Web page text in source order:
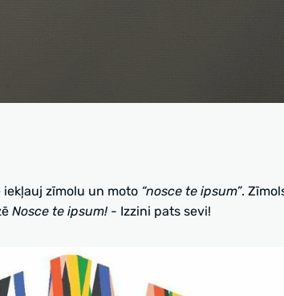
iekļauj zīmolu un moto “nosce te ipsum”.
Nosce te ipsum! - Izzini pats sevi!